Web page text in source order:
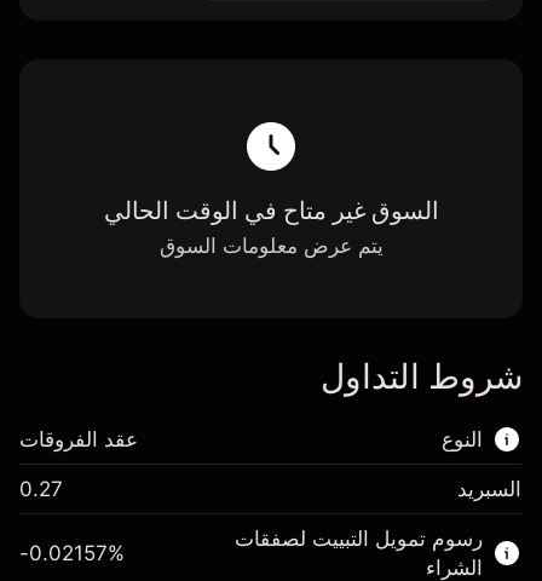
السوق غير متاح في الوقت الحالي
يتم عرض معلومات السوق
شروط التداول
النوع
هذا السوق المالي متاح للتداول من خلال عقود
الفروقات.
عقد الفروقات
السبريد 0.27
رسوم تمويل التبييت لصفقات
الشراء
-0.02157%